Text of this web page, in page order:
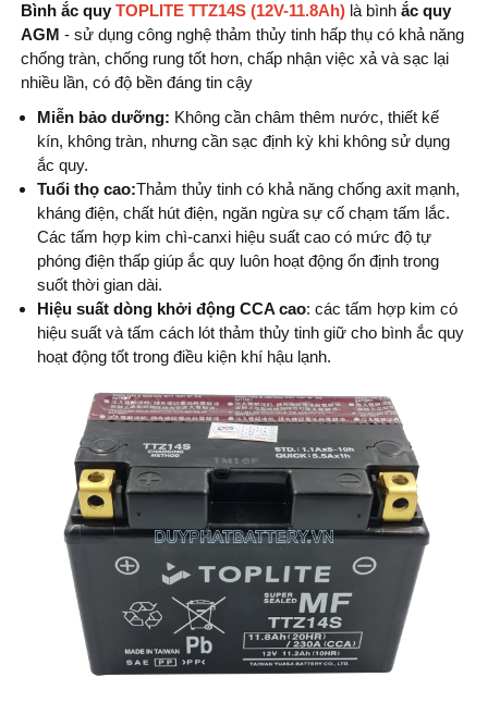
Bình ắc quy TOPLITE TTZ14S (12V-11.8Ah) là bình ắc quy
AGM - sử dụng công nghệ thảm thủy tinh hấp thụ có khả năng
chống tràn, chống rung tốt hơn, chấp nhận việc xả và sạc lại
nhiều lần, có độ bền đáng tin cậy
Miễn bảo dưỡng: Không cần châm thêm nước, thiết kế
kín, không tràn, nhưng cần sạc định kỳ khi không sử dụng
ắc quy.
Tuổi thọ cao:Thảm thủy tinh có khả năng chống axit mạnh,
kháng điện, chất hút điện, ngăn ngừa sự cố chạm tấm lắc.
Các tấm hợp kim chì-canxi hiệu suất cao có mức độ tự
phóng điện thấp giúp ắc quy luôn hoạt động ổn định trong
suốt thời gian dài.
Hiệu suất dòng khởi động CCA cao: các tấm hợp kim có
hiệu suất và tấm cách lót thảm thủy tinh giữ cho bình ắc quy
hoạt động tốt trong điều kiện khí hậu lạnh.